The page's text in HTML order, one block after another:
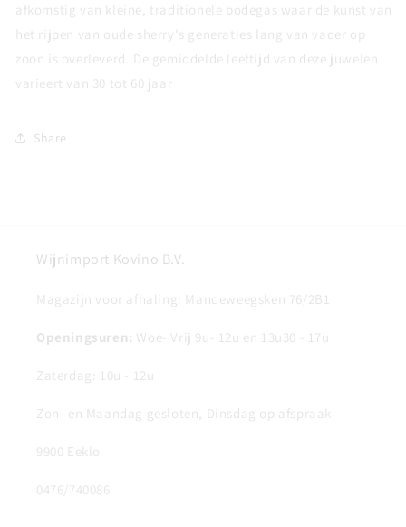
afkomstig van kleine, traditionele bodegas waar de kunst van
het rijpen van oude sherry's generaties lang van vader op
zoon is overleverd. De gemiddelde leeftijd van deze juwelen
varieert van 30 tot 60 jaar
Share
Wijnimport Kovino B.V.
Magazijn voor afhaling: Mandeweegsken 76/2B1
Openingsuren: Woe- Vrij 9u- 12u en 13u30 - 17u
Zaterdag: 10u - 12u
Zon- en Maandag gesloten, Dinsdag op afspraak
9900 Eeklo
0476/740086